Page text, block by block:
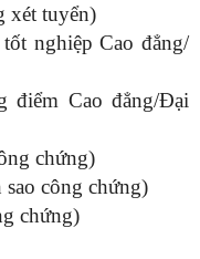
xét tuyển)
nghiệp Cao đẳng/
điểm Cao đẳng/Đại
chứng)
công chứng)
chứng)